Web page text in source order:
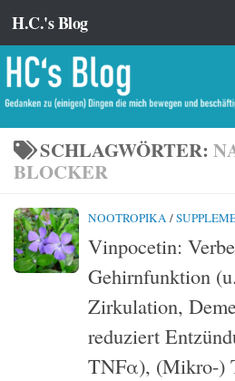
Zum Inhalt springen
H.C.'s Blog
SCHLAGWÖRTER:
BLOCKER
NOOTROPIKA /
Vinpocetin:
Gehirnfunktion
Zirkulation,
reduziert
TNFα), (Mikro-)